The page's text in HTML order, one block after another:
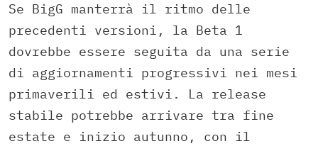
Se BigG manterrà il ritmo delle
precedenti versioni, la Beta 1
dovrebbe essere seguita da una serie
di aggiornamenti progressivi nei mesi
primaverili ed estivi. La release
stabile potrebbe arrivare tra fine
estate e inizio autunno, con il